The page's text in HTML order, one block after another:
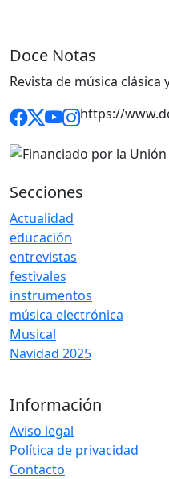
Doce Notas
Revista de música clásica
https://
Secciones
Actualidad
educación
entrevistas
festivales
instrumentos
música electrónica
Musical
Navidad 2025
Información
Aviso legal
Política de privacidad
Contacto